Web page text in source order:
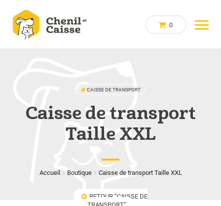
0
CAISSE DE TRANSPORT
Caisse de transport
Taille XXL
Accueil › Boutique › Caisse de transport Taille XXL
RETOUR “CAISSE DE